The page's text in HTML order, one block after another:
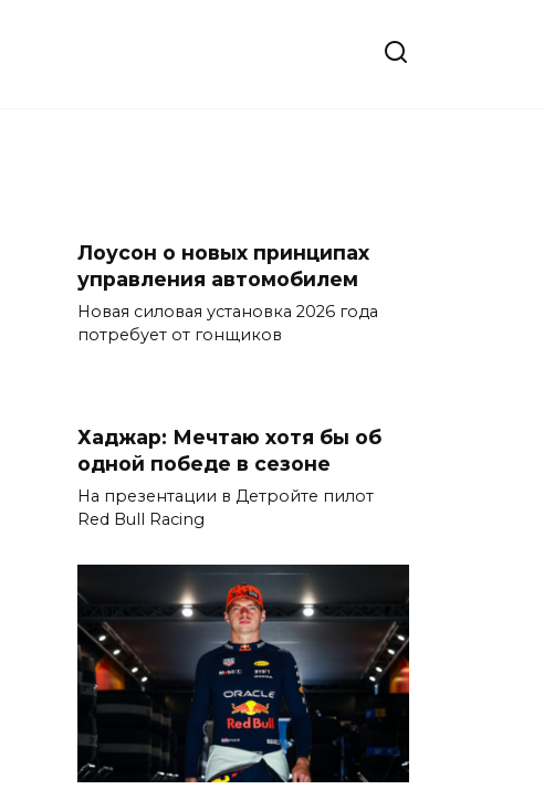
Лоусон о новых принципах
управления автомобилем
Новая силовая установка 2026 года
потребует от гонщиков
Хаджар: Мечтаю хотя бы об
одной победе в сезоне
На презентации в Детройте пилот
Red Bull Racing